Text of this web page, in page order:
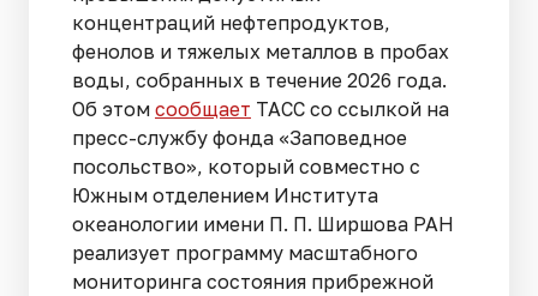
концентраций нефтепродуктов,
фенолов и тяжелых металлов в пробах
воды, собранных в течение 2026 года.
Об этом сообщает ТАСС со ссылкой на
пресс-службу фонда «Заповедное
посольство», который совместно с
Южным отделением Института
океанологии имени П. П. Ширшова РАН
реализует программу масштабного
мониторинга состояния прибрежной